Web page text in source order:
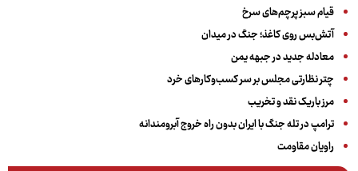
قیام سبز پرچم‌های سرخ
آتش‌بس روی کاغذ؛ جنگ در میدان
معادله جدید در جبهه یمن
چتر نظارتی مجلس بر سر کسب‌وکارهای خرد
مرز باریک نقد و تخریب
ترامپ در تله جنگ با ایران بدون راه خروج آبرومندانه
راویان مقاومت